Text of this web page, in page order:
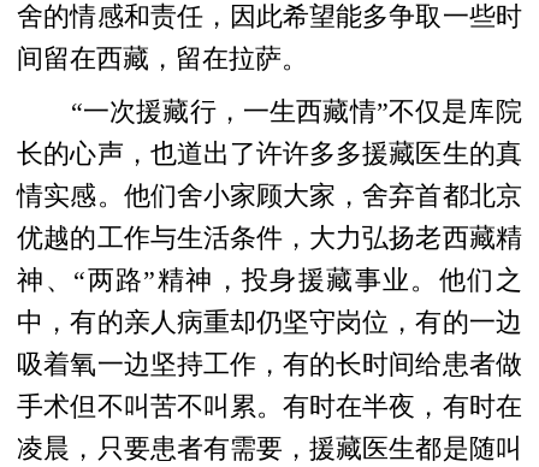
舍的情感和责任，因此希望能多争取一些时
间留在西藏，留在拉萨。
“一次援藏行，一生西藏情”不仅是库院
长的心声，也道出了许许多多援藏医生的真
情实感。他们舍小家顾大家，舍弃首都北京
优越的工作与生活条件，大力弘扬老西藏精
神、“两路”精神，投身援藏事业。他们之
中，有的亲人病重却仍坚守岗位，有的一边
吸着氧一边坚持工作，有的长时间给患者做
手术但不叫苦不叫累。有时在半夜，有时在
凌晨，只要患者有需要，援藏医生都是随叫